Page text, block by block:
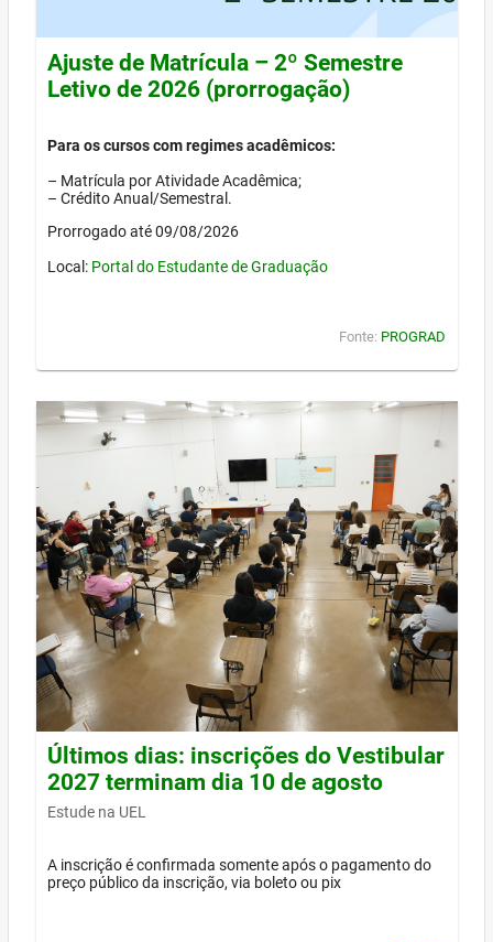
Ajuste de Matrícula – 2º Semestre
Letivo de 2026 (prorrogação)
Para os cursos com regimes acadêmicos:
– Matrícula por Atividade Acadêmica;
– Crédito Anual/Semestral.
Prorrogado até 09/08/2026
Local: Portal do Estudante de Graduação
Fonte: PROGRAD
Últimos dias: inscrições do Vestibular
2027 terminam dia 10 de agosto
Estude na UEL
A inscrição é confirmada somente após o pagamento do
preço público da inscrição, via boleto ou pix